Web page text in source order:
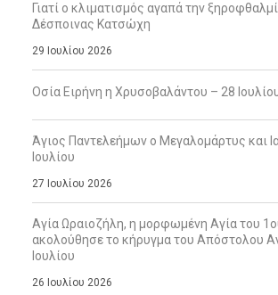
Γιατί ο κλιματισμός αγαπά την
Δέσποινας Κατσώχη
29 Ιουλίου 2026
Οσία Ειρήνη η Χρυσοβαλάντου – 28
Άγιος Παντελεήμων ο Μεγαλομάρτυς και
Ιουλίου
27 Ιουλίου 2026
Αγία Ωραιοζήλη, η μορφωμένη Αγία του
ακολούθησε το κήρυγμα του Απόστολου
Ιουλίου
26 Ιουλίου 2026